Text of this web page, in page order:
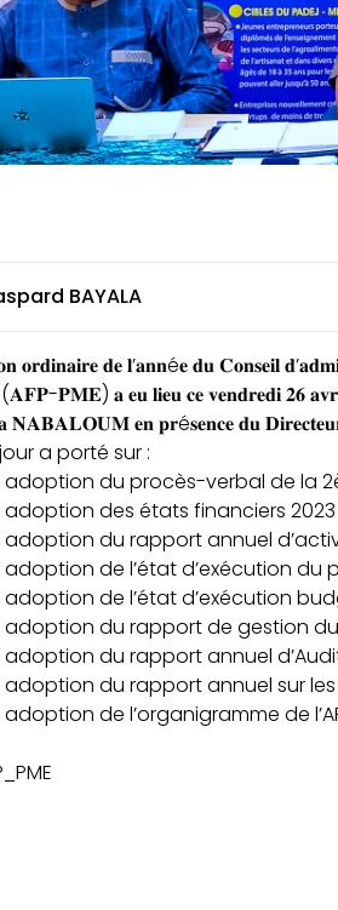
BAYALA
𝐨𝐫𝐝𝐢𝐧𝐚𝐢𝐫𝐞 𝐝𝐞 𝐥’𝐚𝐧𝐧é𝐞 𝐝𝐮 𝐂𝐨𝐧𝐬𝐞𝐢𝐥
(𝐀𝐅𝐏-𝐏𝐌𝐄) 𝐚 𝐞𝐮 𝐥𝐢𝐞𝐮 𝐜𝐞𝐯𝐞𝐧𝐝𝐫𝐞𝐝𝐢 𝟐𝟔
𝐍𝐀𝐁𝐀𝐋𝐎𝐔𝐌 𝐞𝐧 𝐩𝐫é𝐬𝐞𝐧𝐜𝐞 𝐝𝐮
a porté sur :
adoption du procès-verbal de la
adoption des états financiers 2023
adoption du rapport annuel
adoption de l’état d’exécution du
adoption de l’état d’exécution
adoption du rapport de gestion du
adoption du rapport annuel
adoption du rapport annuel sur
de l’organigramme de